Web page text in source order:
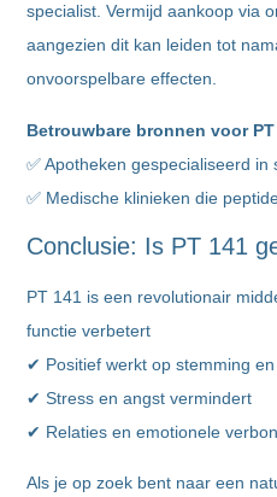
specialist. Vermijd aankoop via
aangezien dit kan leiden tot
onvoorspelbare effecten.
Betrouwbare bronnen voor PT
✅ Apotheken gespecialiseerd in
✅ Medische klinieken die
Conclusie: Is PT 141
PT 141 is een revolutionair
functie verbetert
✔ Positief werkt op stemming
✔ Stress en angst vermindert
✔ Relaties en emotionele
Als je op zoek bent naar een